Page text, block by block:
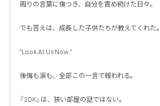
周りの言葉に傷つき、自分を責め続けた日々。
でも答えは、成長した子供たちが教えてくれた。
“Look At Us Now.”
後悔も涙も、全部この一言で報われる。
『2DK』は、狭い部屋の話ではない。